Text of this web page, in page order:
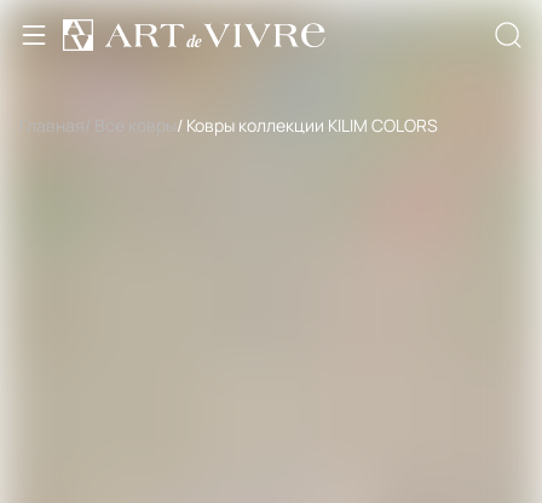
Главная / Все ковры / Ковры коллекции KILIM COLORS